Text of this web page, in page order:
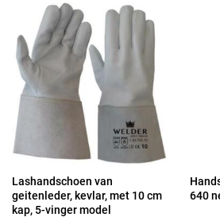
Lashandschoen van
geitenleder, kevlar, met 10 cm
kap, 5-vinger model
640